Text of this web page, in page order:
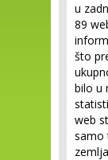
u
89
što
bilo u
web
samo